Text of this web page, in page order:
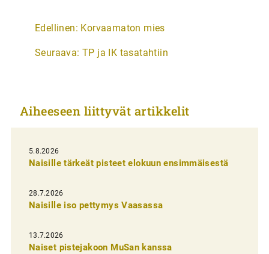
A
t
k
e
l
i
e
n
e
Edellinen: Korvaamaton mies
Seuraava: TP ja IK tasatahtiin
Aiheeseen liittyvät artikkelit
5.8.2026
Naisille tärkeät pisteet elokuun ensimmäisestä
28.7.2026
Naisille iso pettymys Vaasassa
13.7.2026
Naiset pistejakoon MuSan kanssa